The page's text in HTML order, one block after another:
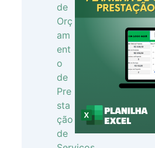
de
Orç
am
ent
o
de
Pre
sta
ção
de